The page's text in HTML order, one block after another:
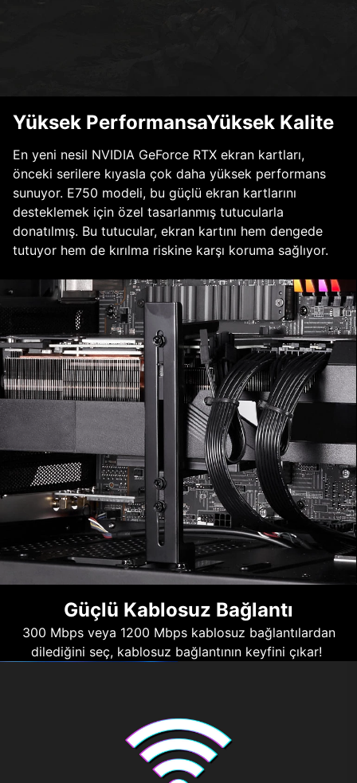
Yüksek PerformansaYüksek Kalite
En yeni nesil NVIDIA GeForce RTX ekran kartları,
önceki serilere kıyasla çok daha yüksek performans
sunuyor. E750 modeli, bu güçlü ekran kartlarını
desteklemek için özel tasarlanmış tutucularla
donatılmış. Bu tutucular, ekran kartını hem dengede
tutuyor hem de kırılma riskine karşı koruma sağlıyor.
Güçlü Kablosuz Bağlantı
300 Mbps veya 1200 Mbps kablosuz bağlantılardan
dilediğini seç, kablosuz bağlantının keyfini çıkar!